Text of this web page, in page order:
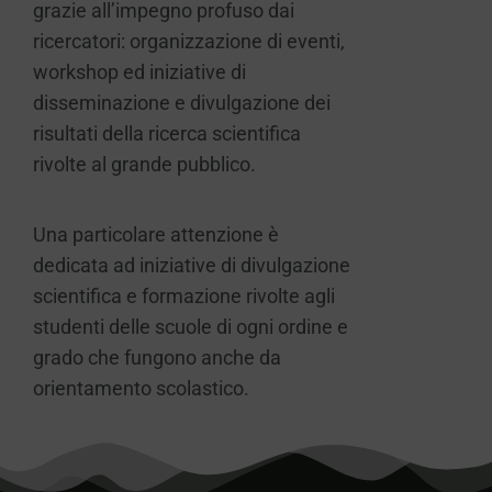
grazie all’impegno profuso dai
ricercatori: organizzazione di eventi,
workshop ed iniziative di
disseminazione e divulgazione dei
risultati della ricerca scientifica
rivolte al grande pubblico.
Una particolare attenzione è
dedicata ad iniziative di divulgazione
scientifica e formazione rivolte agli
studenti delle scuole di ogni ordine e
grado che fungono anche da
orientamento scolastico.